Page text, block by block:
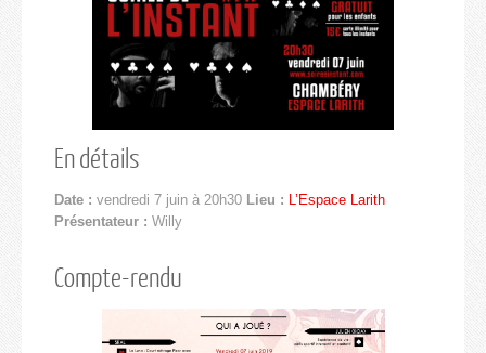
En détails
Date : vendredi 7 juin à 20h30 Lieu : L’Espace Larith
Présentateur : Willy
Compte-rendu